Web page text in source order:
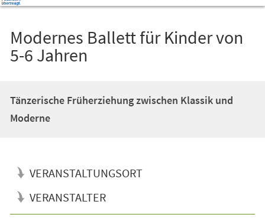
Modernes Ballett für Kinder von
5-6 Jahren
Tänzerische Früherziehung zwischen Klassik und
Moderne
VERANSTALTUNGSORT
VERANSTALTER